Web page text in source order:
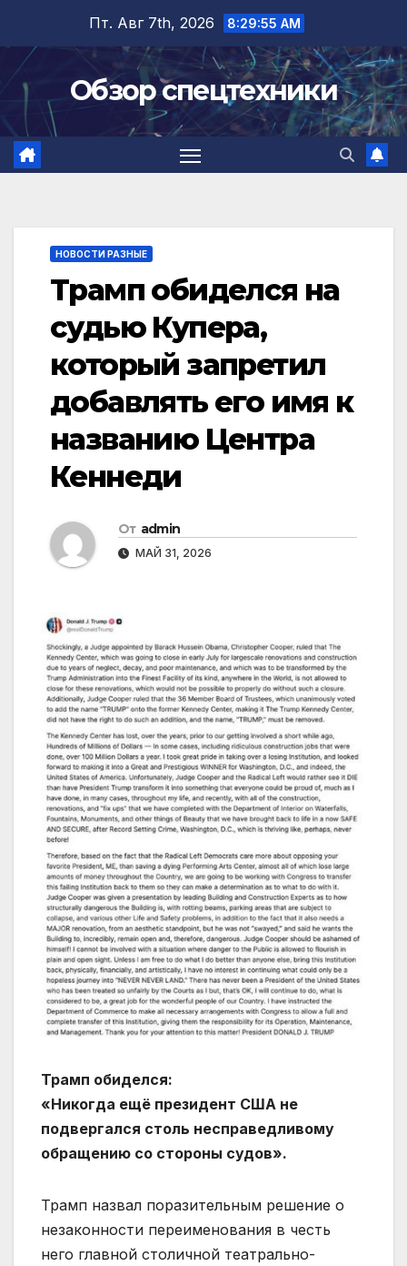
содержимому
Пт. Авг 7th, 2026 8:29:56 AM
Обзор спецтехники
НОВОСТИ РАЗНЫЕ
Трамп обиделся на
судью Купера,
который запретил
добавлять его имя к
названию Центра
Кеннеди
От admin
МАЙ 31, 2026
Трамп обиделся:
«Никогда ещё президент США не
подвергался столь несправедливому
обращению со стороны судов».
Трамп назвал поразительным решение о
незаконности переименования в честь
него главной столичной театрально-